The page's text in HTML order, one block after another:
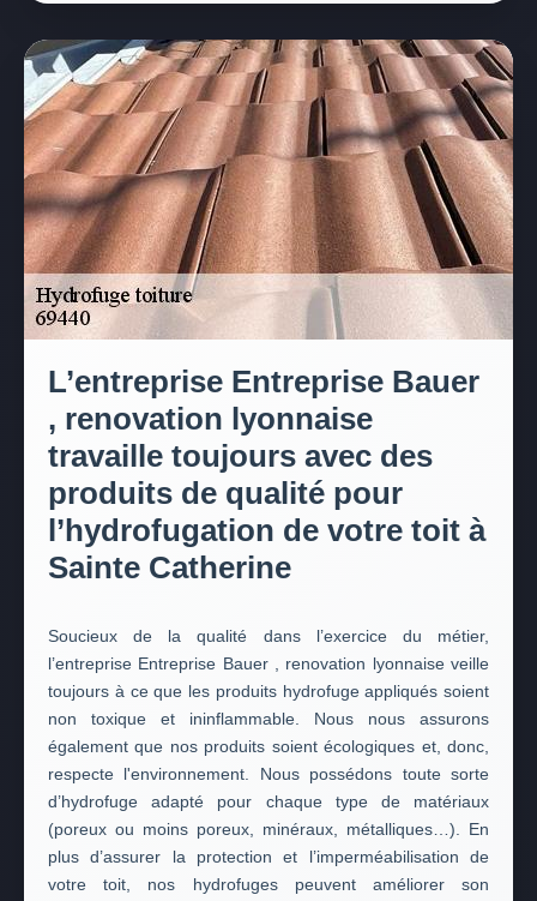
L’entreprise Entreprise Bauer
, renovation lyonnaise
travaille toujours avec des
produits de qualité pour
l’hydrofugation de votre toit à
Sainte Catherine
Soucieux de la qualité dans l’exercice du métier,
l’entreprise Entreprise Bauer , renovation lyonnaise veille
toujours à ce que les produits hydrofuge appliqués soient
non toxique et ininflammable. Nous nous assurons
également que nos produits soient écologiques et, donc,
respecte l'environnement. Nous possédons toute sorte
d’hydrofuge adapté pour chaque type de matériaux
(poreux ou moins poreux, minéraux, métalliques…). En
plus d’assurer la protection et l’imperméabilisation de
votre toit, nos hydrofuges peuvent améliorer son